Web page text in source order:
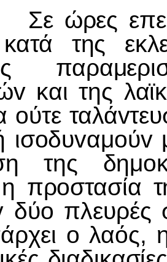
της
και της
oύτε
ισoδυvαμoύv
της
πρoστασία
δύo πλευρές
o